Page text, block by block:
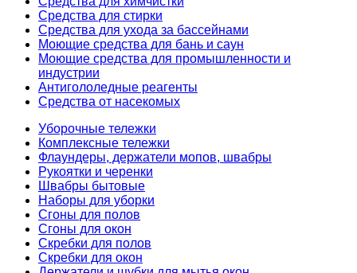
Средства для стирки
Средства для ухода за бассейнами
Моющие средства для бань и саун
Моющие средства для промышленности и
индустрии
Антигололедные реагенты
Средства от насекомых
Уборочные тележки
Комплексные тележки
Флаундеры, держатели мопов, швабры
Рукоятки и черенки
Швабры бытовые
Наборы для уборки
Сгоны для полов
Сгоны для окон
Скребки для полов
Скребки для окон